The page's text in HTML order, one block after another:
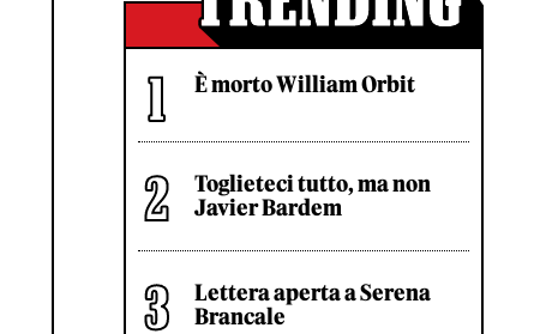
È morto William Orbit
Toglieteci tutto, ma non
Javier Bardem
Lettera aperta a Serena
Brancale